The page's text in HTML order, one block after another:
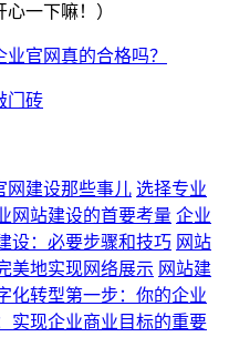
一下嘛！）
官网真的合格吗？
门砖
网建设那些事儿 选择专业
网站建设的首要考量 企业
设：必要步骤和技巧 网站
美地实现网络展示 网站建
化转型第一步：你的企业
实现企业商业目标的重要